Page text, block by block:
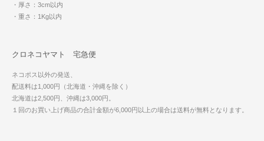
・厚さ：3cm以内
・重さ：1Kg以内
クロネコヤマト 宅急便
ネコポス以外の発送、
配送料は1,000円（北海道・沖縄を除く）
北海道は2,500円、沖縄は3,000円。
１回のお買い上げ商品の合計金額が6,000円以上の場合は送料が無料となります。